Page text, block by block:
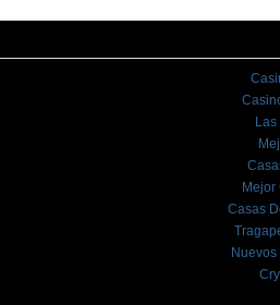
Mejor
Casas